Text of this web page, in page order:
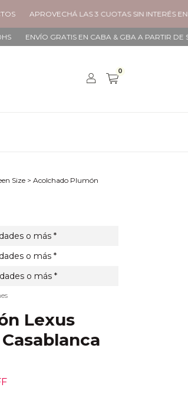
LAS 3 CUOTAS SIN INTERÉS EN TODOS
GRATIS EN CABA & GBA A PARTIR DE $90.000
0
Size > Acolchado Plumón
o más *
o más *
o más *
Lexus